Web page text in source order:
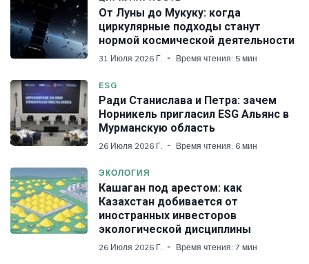
От Луны до Мукуку: когда
циркулярные подходы станут
нормой космической деятельности
31 Июля 2026 Г. Время чтения: 5 мин
ESG
Ради Станислава и Петра: зачем
Норникель пригласил ESG Альянс в
Мурманскую область
26 Июля 2026 Г. Время чтения: 6 мин
ЭКОЛОГИЯ
Кашаган под арестом: как
Казахстан добивается от
иностранных инвесторов
экологической дисциплины
26 Июля 2026 Г. Время чтения: 7 мин